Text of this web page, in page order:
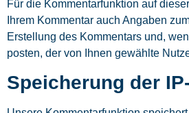
Für die Kommentarfunktion auf
Ihrem Kommentar auch Angaben
Erstellung des Kommentars und,
posten, der von Ihnen gewählte
Speicherung der